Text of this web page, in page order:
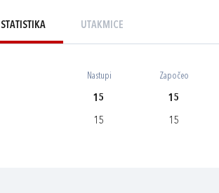
STATISTIKA UTAKMICE
Nastupi Započeo
15 15
15 15